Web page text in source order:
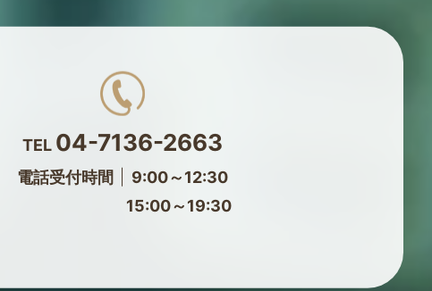
TEL 04-7136-2663
電話受付時間
9:00～12:30
15:00～19:30